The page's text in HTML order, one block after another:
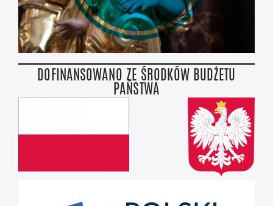
DOFINANSOWANO ZE ŚRODKÓW BUDŻETU
PAŃSTWA